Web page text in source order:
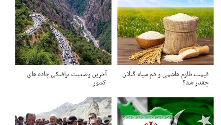
قیمت طارم هاشمی و دم سیاه گیلان
چقدر شد؟
آخرین وضعیت ترافیکی جاده های
کشور